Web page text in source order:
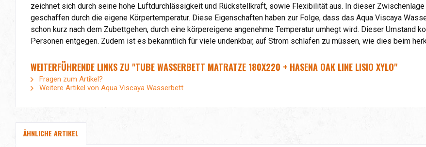
zeichnet sich durch seine hohe Luftdurchlässigkeit und Rückstellkraft, sowie Flexibilität aus. In dieser
geschaffen durch die eigene Körpertemperatur. Diese Eigenschaften haben zur Folge, dass das Aqua Viscaya
schon kurz nach dem Zubettgehen, durch eine körpereigene angenehme Temperatur umhegt wird. Dieser Umstand
Personen entgegen. Zudem ist es bekanntlich für viele undenkbar, auf Strom schlafen zu müssen, wie dies beim
WEITERFÜHRENDE LINKS ZU "TUBE WASSERBETT MATRATZE 180X220 + HASENA OAK LINE LISIO XYLO"
Fragen zum Artikel?
Weitere Artikel von Aqua Viscaya Wasserbett
ÄHNLICHE ARTIKEL